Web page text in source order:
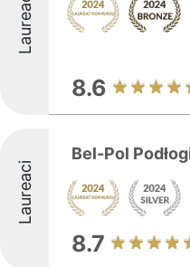
Laureaci
8.6
Laureaci
Bel-Pol
8.7